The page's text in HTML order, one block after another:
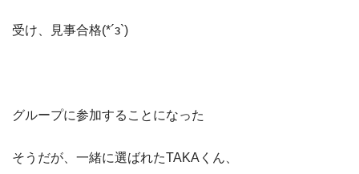
受け、見事合格(*´з`)
グループに参加することになった
そうだが、一緒に選ばれたTAKAくん、